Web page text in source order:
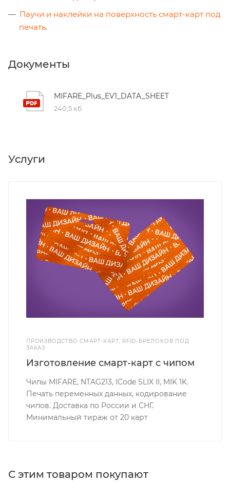
Паучи и наклейки на поверхность смарт-карт под
печать.
Документы
MIFARE_Plus_EV1_DATA_SHEET
240,5 кб
Услуги
ПРОИЗВОДСТВО СМАРТ-КАРТ, RFID-БРЕЛОКОВ ПОД
ЗАКАЗ
Изготовление смарт-карт с чипом
Чипы MIFARE, NTAG213, ICode SLIX II, MIK 1K.
Печать переменных данных, кодирование
чипов. Доставка по России и СНГ.
Минимальный тираж от 20 карт
С этим товаром покупают